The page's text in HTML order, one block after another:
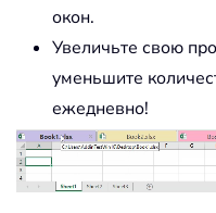
окон.
Увеличьте свою
уменьшите
ежедневно!